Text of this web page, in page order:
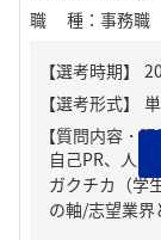
職種 ： 事務
【質問内容・
自己PR、人生
ガクチカ（学
の軸/志望業